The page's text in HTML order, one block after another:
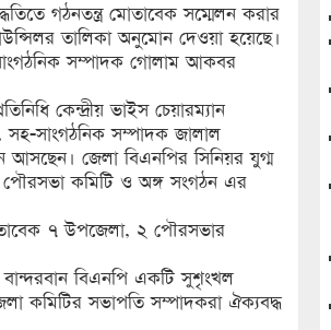
গঠনতন্ত্র মোতাবেক সম্মেলন করার
তালিকা অনুমোন দেওয়া হয়েছে।
সাংগঠনিক সম্পাদক গোলাম আকবর
কেন্দ্রীয় ভাইস চেয়ারম্যান
সহ-সাংগঠনিক সম্পাদক জালাল
আসছেন। জেলা বিএনপির সিনিয়র যুগ্ম
পৌরসভা কমিটি ও অঙ্গ সংগঠন এর
৭ উপজেলা, ২ পৌরসভার
বিএনপি একটি সুশৃংখল
কমিটির সভাপতি সম্পাদকরা ঐক্যবদ্ধ